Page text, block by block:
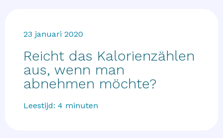
23 januari 2020
Reicht das Kalorienzählen
aus, wenn man
abnehmen möchte?
Leestijd:4 minuten